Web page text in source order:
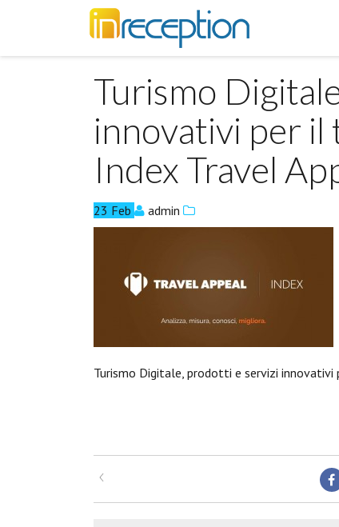
Turismo
innovativi per il
Index Travel
23 Feb admin
Turismo Digitale, prodotti e servizi